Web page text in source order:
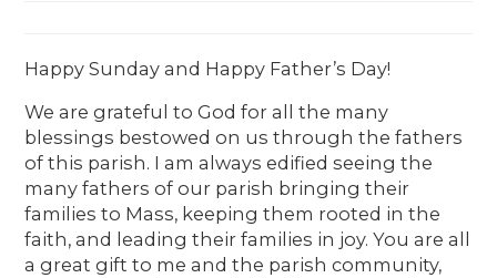
Happy Sunday and Happy Father’s Day!
We are grateful to God for all the many
blessings bestowed on us through the fathers
of this parish. I am always edified seeing the
many fathers of our parish bringing their
families to Mass, keeping them rooted in the
faith, and leading their families in joy. You are all
a great gift to me and the parish community,